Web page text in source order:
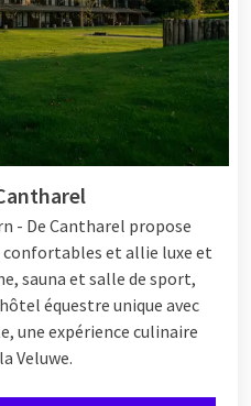
- De Cantharel propose
confortables et allie luxe et
sauna et salle de sport,
équestre unique avec
une expérience culinaire
Veluwe.